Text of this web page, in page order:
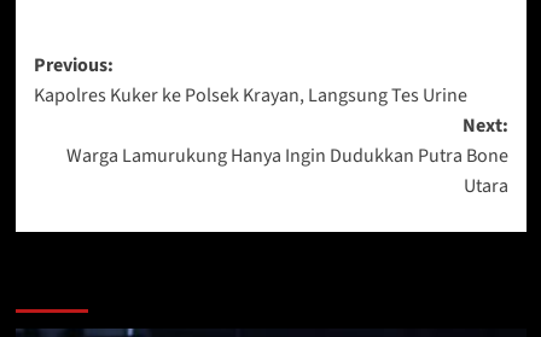
Post
navigation
Previous:
Kapolres Kuker ke Polsek Krayan, Langsung Tes Urine
Next:
Warga Lamurukung Hanya Ingin Dudukkan Putra Bone
Utara